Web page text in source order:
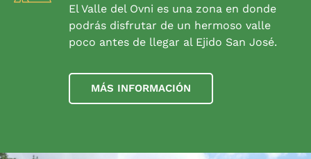
El Valle del Ovni es una zona en donde
podrás disfrutar de un hermoso valle
poco antes de llegar al Ejido San José.
MÁS INFORMACIÓN